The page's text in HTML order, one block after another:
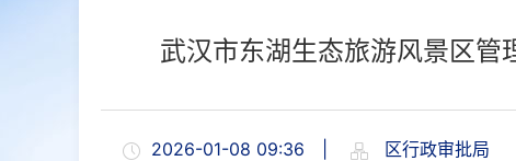
武汉市东湖生态旅游风景区
2026-01-08 09:36 区行政审批局